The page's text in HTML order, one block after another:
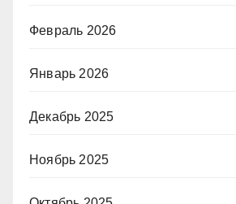
Февраль 2026
Январь 2026
Декабрь 2025
Ноябрь 2025